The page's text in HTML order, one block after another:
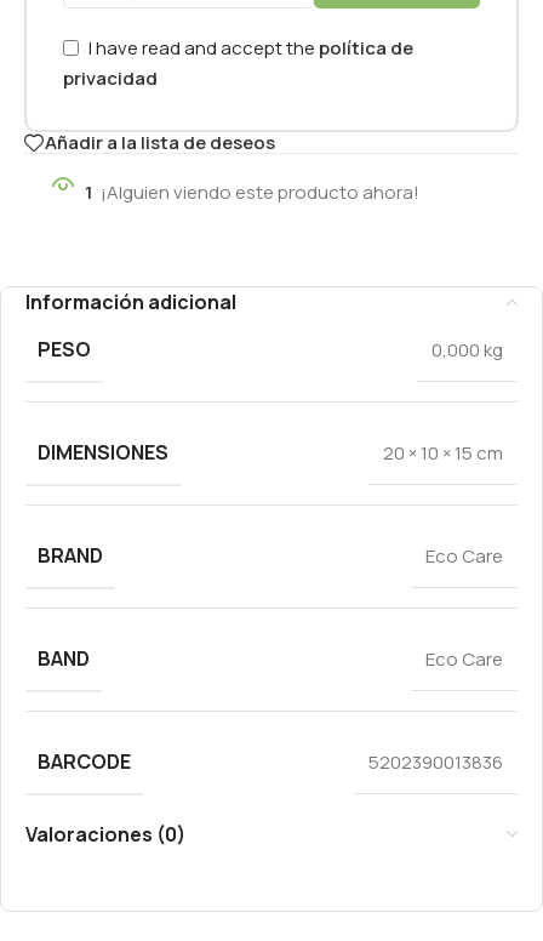
I have read and accept the política de
privacidad
Añadir a la lista de deseos
1 ¡Alguien viendo este producto ahora!
Información adicional
PESO
0,000 kg
DIMENSIONES 20 × 10 × 15 cm
BRAND Eco Care
BAND Eco Care
BARCODE 5202390013836
Valoraciones (0)